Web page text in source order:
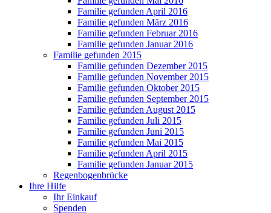
Familie gefunden April 2016
Familie gefunden März 2016
Familie gefunden Februar 2016
Familie gefunden Januar 2016
Familie gefunden 2015
Familie gefunden Dezember 2015
Familie gefunden November 2015
Familie gefunden Oktober 2015
Familie gefunden September 2015
Familie gefunden August 2015
Familie gefunden Juli 2015
Familie gefunden Juni 2015
Familie gefunden Mai 2015
Familie gefunden April 2015
Familie gefunden Januar 2015
Regenbogenbrücke
Ihre Hilfe
Ihr Einkauf
Spenden